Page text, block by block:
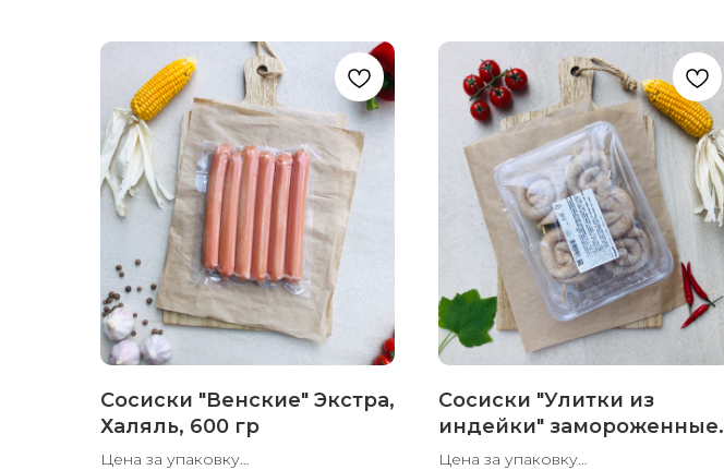
Сосиски "Венские" Экстра,
Халяль, 600 гр
Цена за упаковку
Сосиски "Улитки из
индейки" замороженные,
Халяль, 700 гр
Цена за упаковку